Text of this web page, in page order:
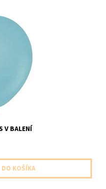
veľkosť cca do 30cm
V BALENÍ